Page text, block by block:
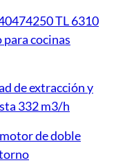
TL 6310
para cocinas
de extracción y
332 m3/h
de doble